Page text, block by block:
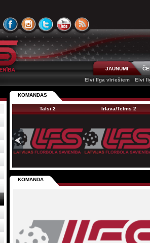
JAUNUMI
Elvi līga vīriešiem
Elvi
KOMANDAS
Talsi 2 Irlava/Telms 2
KOMANDA